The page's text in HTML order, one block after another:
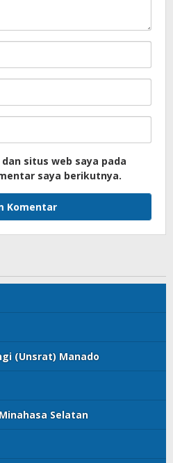
situs web saya pada
saya berikutnya.
(Unsrat) Manado
Selatan